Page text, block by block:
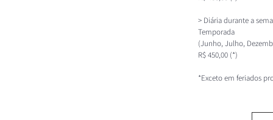
> Diária durante a
Temporada
(Junho, Julho,
R$ 450,00 (*)
*Exceto em feriados